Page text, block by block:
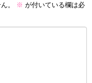
。 ※ が付いている欄は必